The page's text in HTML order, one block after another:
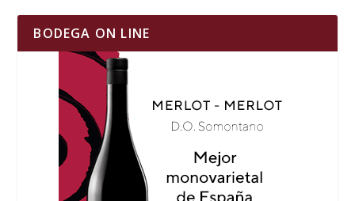
BODEGA ON LINE